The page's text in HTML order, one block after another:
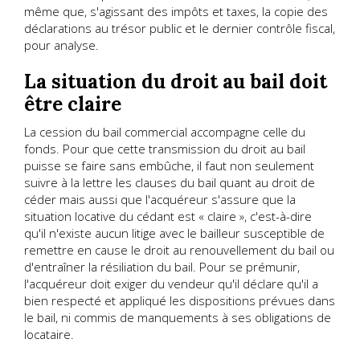
même que, s'agissant des impôts et taxes, la copie des
déclarations au trésor public et le dernier contrôle fiscal,
pour analyse.
La situation du droit au bail doit
être claire
La cession du bail commercial accompagne celle du
fonds. Pour que cette transmission du droit au bail
puisse se faire sans embûche, il faut non seulement
suivre à la lettre les clauses du bail quant au droit de
céder mais aussi que l'acquéreur s'assure que la
situation locative du cédant est « claire », c'est-à-dire
qu'il n'existe aucun litige avec le bailleur susceptible de
remettre en cause le droit au renouvellement du bail ou
d'entraîner la résiliation du bail. Pour se prémunir,
l'acquéreur doit exiger du vendeur qu'il déclare qu'il a
bien respecté et appliqué les dispositions prévues dans
le bail, ni commis de manquements à ses obligations de
locataire.